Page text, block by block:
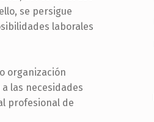
se persigue
laborales
organización
las necesidades
profesional de